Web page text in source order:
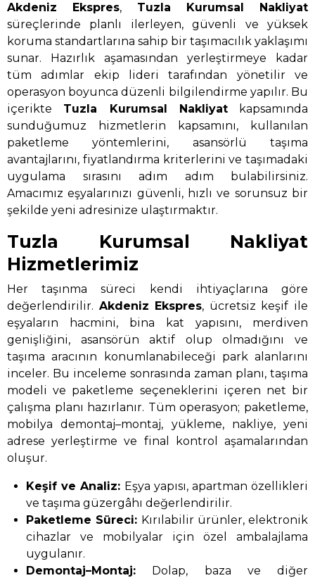
Akdeniz Ekspres, Tuzla Kurumsal Nakliyat
süreçlerinde planlı ilerleyen, güvenli ve yüksek
koruma standartlarına sahip bir taşımacılık yaklaşımı
sunar. Hazırlık aşamasından yerleştirmeye kadar
tüm adımlar ekip lideri tarafından yönetilir ve
operasyon boyunca düzenli bilgilendirme yapılır. Bu
içerikte Tuzla Kurumsal Nakliyatkapsamında
sunduğumuz hizmetlerin kapsamını, kullanılan
paketleme yöntemlerini, asansörlü taşıma
avantajlarını, fiyatlandırma kriterlerini ve taşımadaki
uygulama sırasını adım adım bulabilirsiniz.
Amacımız eşyalarınızı güvenli, hızlı ve sorunsuz bir
şekilde yeni adresinize ulaştırmaktır.
Tuzla Kurumsal Nakliyat
Hizmetlerimiz
Her taşınma süreci kendi ihtiyaçlarına göre
değerlendirilir. Akdeniz Ekspres, ücretsiz keşif ile
eşyaların hacmini, bina kat yapısını, merdiven
genişliğini, asansörün aktif olup olmadığını ve
taşıma aracının konumlanabileceği park alanlarını
inceler. Bu inceleme sonrasında zaman planı, taşıma
modeli ve paketleme seçeneklerini içeren net bir
çalışma planı hazırlanır. Tüm operasyon; paketleme,
mobilya demontaj–montaj, yükleme, nakliye, yeni
adrese yerleştirme ve final kontrol aşamalarından
oluşur.
Keşif ve Analiz: Eşya yapısı, apartman özellikleri
ve taşıma güzergâhı değerlendirilir.
Paketleme Süreci: Kırılabilir ürünler, elektronik
cihazlar ve mobilyalar için özel ambalajlama
uygulanır.
Demontaj–Montaj: Dolap, baza ve diğer